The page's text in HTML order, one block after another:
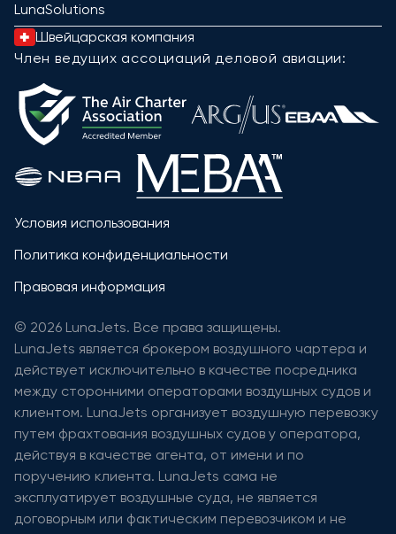
LunaSolutions
Швейцарская компания
Член ведущих ассоциаций деловой авиации:
Условия использования
Политика конфиденциальности
Правовая информация
© 2026 LunaJets. Все права защищены.
LunaJets является брокером воздушного чартера и
действует исключительно в качестве посредника
между сторонними операторами воздушных судов и
клиентом. LunaJets организует воздушную перевозку
путем фрахтования воздушных судов у оператора,
действуя в качестве агента, от имени и по
поручению клиента. LunaJets сама не
эксплуатирует воздушные суда, не является
договорным или фактическим перевозчиком и не